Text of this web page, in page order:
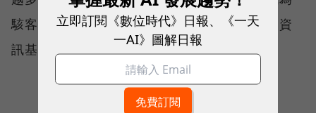
駭客所覬覦的攻擊目標，甚至政府體系與關鍵資
訊基礎設施也都備受威脅。
立即訂閱《數位時代》日報、《一天
一AI》圖解日報